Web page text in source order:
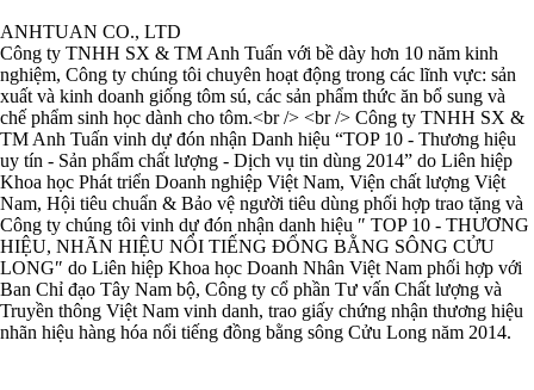
ANHTUAN CO., LTD
Công ty TNHH SX & TM Anh Tuấn với bề dày hơn 10 năm kinh
nghiệm, Công ty chúng tôi chuyên hoạt động trong các lĩnh vực: sản
xuất và kinh doanh giống tôm sú, các sản phẩm thức ăn bổ sung và
chế phẩm sinh học dành cho tôm.<br /> <br /> Công ty TNHH SX &
TM Anh Tuấn vinh dự đón nhận Danh hiệu “TOP 10 - Thương hiệu
uy tín - Sản phẩm chất lượng - Dịch vụ tin dùng 2014” do Liên hiệp
Khoa học Phát triển Doanh nghiệp Việt Nam, Viện chất lượng Việt
Nam, Hội tiêu chuẩn & Bảo vệ người tiêu dùng phối hợp trao tặng và
Công ty chúng tôi vinh dự đón nhận danh hiệu ″ TOP 10 - THƯƠNG
HIỆU, NHÃN HIỆU NỔI TIẾNG ĐỔNG BẰNG SÔNG CỬU
LONG″ do Liên hiệp Khoa học Doanh Nhân Việt Nam phối hợp với
Ban Chỉ đạo Tây Nam bộ, Công ty cổ phần Tư vấn Chất lượng và
Truyền thông Việt Nam vinh danh, trao giấy chứng nhận thương hiệu
nhãn hiệu hàng hóa nổi tiếng đồng bằng sông Cửu Long năm 2014.